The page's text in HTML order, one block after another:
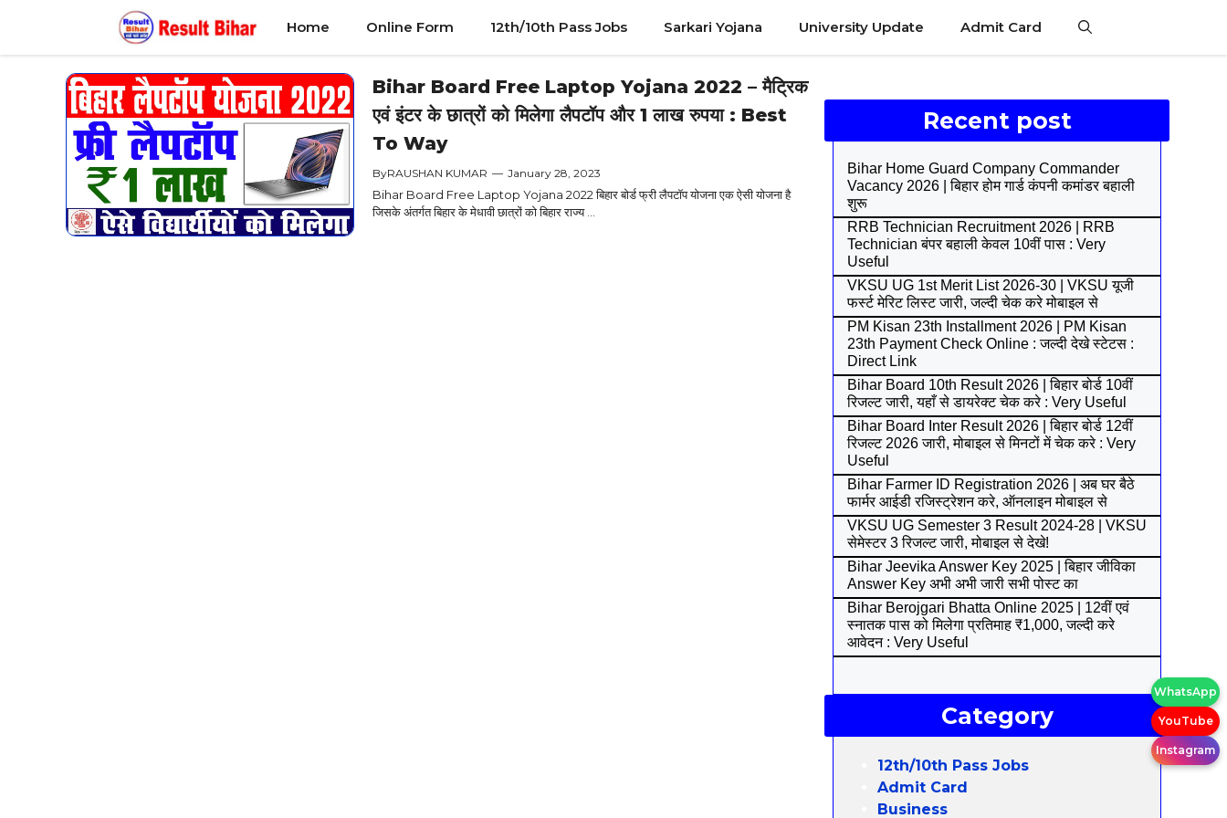
content
Home Online Form 12th/10th Pass Jobs Sarkari Yojana University Update Admit Card
Bihar Board Free Laptop Yojana 2022 – मैट्रिक
एवं इंटर के छात्रों को मिलेगा लैपटॉप और 1 लाख रुपया : Best
To Way
ByRAUSHAN KUMAR — January 28, 2023
Bihar Board Free Laptop Yojana 2022 बिहार बोर्ड फ्री लैपटॉप योजना एक ऐसी योजना है
जिसके अंतर्गत बिहार के मेधावी छात्रों को बिहार राज्य ...
Recent post
Bihar Home Guard Company Commander
Vacancy 2026 | बिहार होम गार्ड कंपनी कमांडर बहाली
शुरू
RRB Technician Recruitment 2026 | RRB
Technician बंपर बहाली केवल 10वीं पास : Very
Useful
VKSU UG 1st Merit List 2026-30 | VKSU यूजी
फर्स्ट मेरिट लिस्ट जारी, जल्दी चेक करे मोबाइल से
PM Kisan 23th Installment 2026 | PM Kisan
23th Payment Check Online : जल्दी देखे स्टेटस :
Direct Link
Bihar Board 10th Result 2026 | बिहार बोर्ड 10वीं
रिजल्ट जारी, यहाँ से डायरेक्ट चेक करे : Very Useful
Bihar Board Inter Result 2026 | बिहार बोर्ड 12वीं
रिजल्ट 2026 जारी, मोबाइल से मिनटों में चेक करे : Very
Useful
Bihar Farmer ID Registration 2026 | अब घर बैठे
फार्मर आईडी रजिस्ट्रेशन करे, ऑनलाइन मोबाइल से
VKSU UG Semester 3 Result 2024-28 | VKSU
सेमेस्टर 3 रिजल्ट जारी, मोबाइल से देखे!
Bihar Jeevika Answer Key 2025 | बिहार जीविका
Answer Key अभी अभी जारी सभी पोस्ट का
Bihar Berojgari Bhatta Online 2025 | 12वीं एवं
स्नातक पास को मिलेगा प्रतिमाह ₹1,000, जल्दी करे
आवेदन : Very Useful
Category
12th/10th Pass Jobs
Admit Card
Business
WhatsApp
YouTube
Instagram